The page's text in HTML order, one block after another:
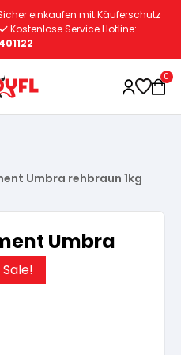
Sicher einkaufen mit Käuferschutz
Kostenlose Service Hotline:
0
Umbra rehbraun 1kg
Umbra
Sale!